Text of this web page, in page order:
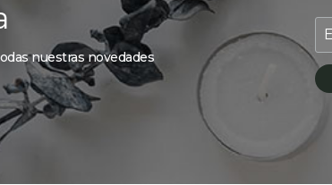
nuestras novedades